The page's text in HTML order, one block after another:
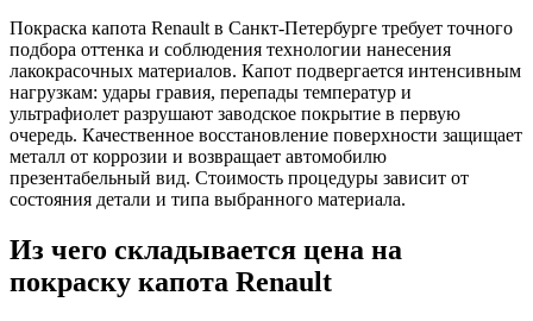
Покраска капота Renault в Санкт-Петербурге требует точного
подбора оттенка и соблюдения технологии нанесения
лакокрасочных материалов. Капот подвергается интенсивным
нагрузкам: удары гравия, перепады температур и
ультрафиолет разрушают заводское покрытие в первую
очередь. Качественное восстановление поверхности защищает
металл от коррозии и возвращает автомобилю
презентабельный вид. Стоимость процедуры зависит от
состояния детали и типа выбранного материала.
Из чего складывается цена на
покраску капота Renault